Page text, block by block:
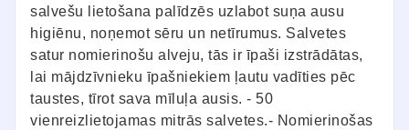
salvešu lietošana palīdzēs uzlabot suņa ausu
higiēnu, noņemot sēru un netīrumus. Salvetes
satur nomierinošu alveju, tās ir īpaši izstrādātas,
lai mājdzīvnieku īpašniekiem ļautu vadīties pēc
taustes, tīrot sava mīluļa ausis. - 50
vienreizlietojamas mitrās salvetes.- Nomierinošas